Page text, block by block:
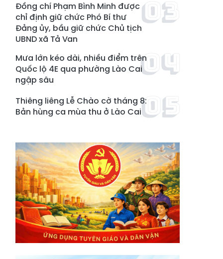
Đồng chí Phạm Bình Minh được
chỉ định giữ chức Phó Bí thư
Đảng ủy, bầu giữ chức Chủ tịch
UBND xã Tả Van
Mưa lớn kéo dài, nhiều điểm trên
Quốc lộ 4E qua phường Lào Cai
ngập sâu
Thiêng liêng Lễ Chào cờ tháng 8:
Bản hùng ca mùa thu ở Lào Cai